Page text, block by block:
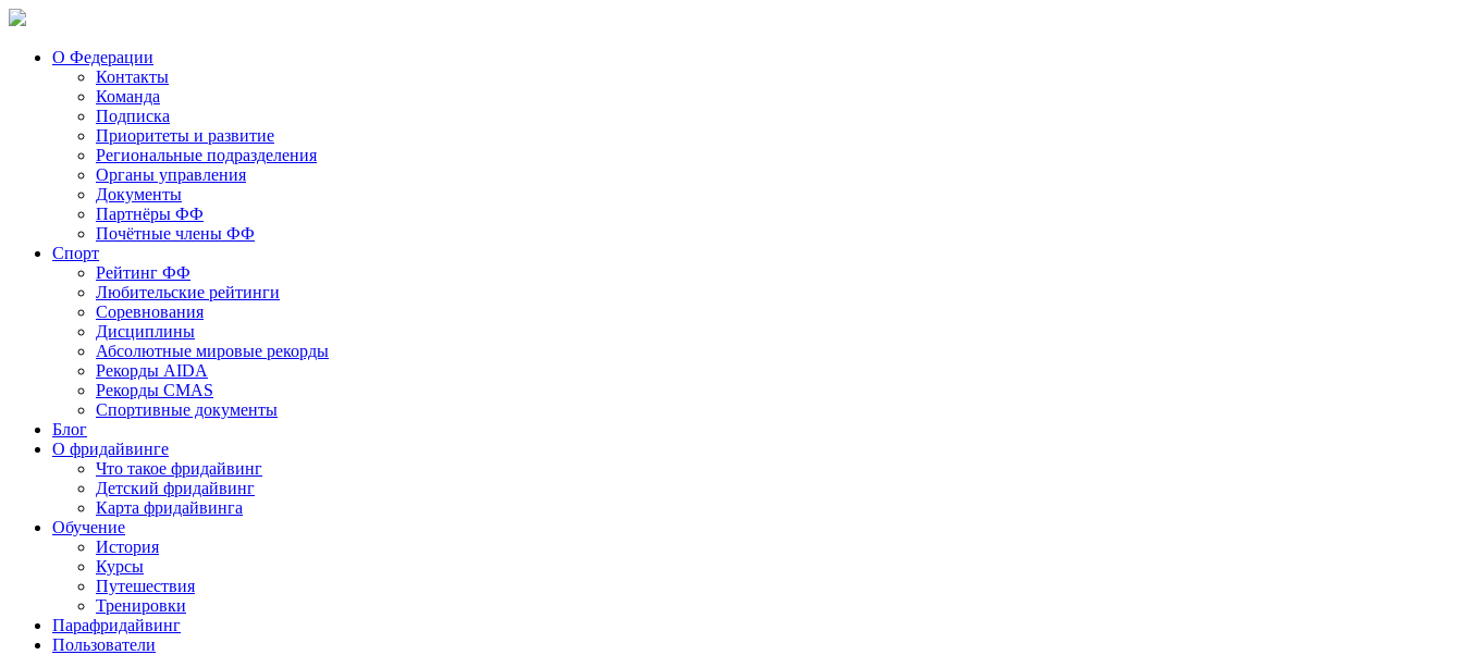
О Федерации
Контакты
Команда
Подписка
Приоритеты и развитие
Региональные подразделения
Органы управления
Документы
Партнёры ФФ
Почётные члены ФФ
Спорт
Рейтинг ФФ
Любительские рейтинги
Соревнования
Дисциплины
Абсолютные мировые рекорды
Рекорды AIDA
Рекорды CMAS
Спортивные документы
Блог
О фридайвинге
Что такое фридайвинг
Детский фридайвинг
Карта фридайвинга
Обучение
История
Курсы
Путешествия
Тренировки
Парафридайвинг
Пользователи